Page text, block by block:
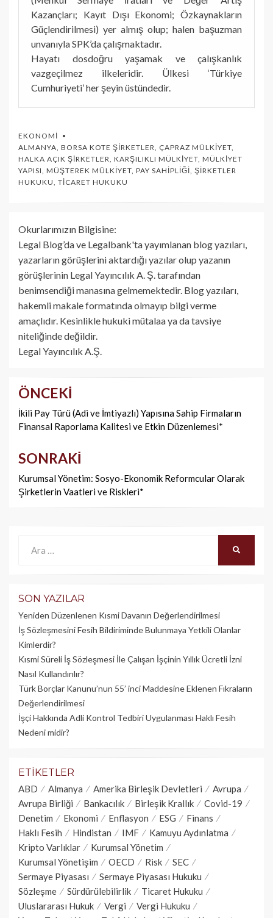
Kazançları; Kayıt Dışı Ekonomi; Özkaynakların
Güçlendirilmesi) yer almış olup; halen başuzman
unvanıyla SPK’da çalışmaktadır.
Hayatı dosdoğru yaşamak ve çalışkanlık
vazgeçilmez ilkeleridir. Ülkesi ‘Türkiye
Cumhuriyeti’ her şeyin üstündedir.
EKONOMI
ALMANYA BORSA KOTE ŞIRKETLER ÇAPRAZ MÜLKIYET
HALKA AÇIK ŞIRKETLER KARŞILIKLI MÜLKIYET MÜLKIYET
YAPISI MÜŞTEREK MÜLKIYET PAY SAHIPLIĞI ŞIRKETLER
HUKUKU TICARET HUKUKU
Okurlarımızın Bilgisine:
Legal Blog’da ve Legalbank'ta yayımlanan blog yazıları,
yazarların görüşlerini aktardığı yazılar olup yazanın
görüşlerinin Legal Yayıncılık A. Ş. tarafından
benimsendiği manasına gelmemektedir. Blog yazıları,
hakemli makale formatında olmayıp bilgi verme
amaçlıdır. Kesinlikle hukuki mütalaa ya da tavsiye
niteliğinde değildir.
Legal Yayıncılık A.Ş.
Yazı
dolaşımı
ÖNCEKI
İkili Pay Türü (Adi ve İmtiyazlı) Yapısına Sahip Firmaların
Finansal Raporlama Kalitesi ve Etkin Düzenlemesi*
SONRAKI
Kurumsal Yönetim: Sosyo-Ekonomik Reformcular Olarak
Şirketlerin Vaatleri ve Riskleri*
SON YAZILAR
Yeniden Düzenlenen Kısmi Davanın Değerlendirilmesi
İş Sözleşmesini Fesih Bildiriminde Bulunmaya Yetkili Olanlar
Kimlerdir?
Kısmi Süreli İş Sözleşmesi İle Çalışan İşçinin Yıllık Üc­retli İzni
Nasıl Kullandırılır?
Türk Borçlar Kanunu’nun 55’ inci Maddesine Eklenen Fıkraların
Değerlendirilmesi
İşçi Hakkında Adli Kontrol Tedbiri Uygulanması Haklı Fesih
Nedeni midir?
ETIKETLER
ABD Almanya Amerika Birleşik Devletleri
Avrupa
Avrupa Birliği
Bankacılık Birleşik Krallık
Covid-19
Denetim
Ekonomi Enflasyon ESG
Finans
Haklı Fesih
Hindistan IMF
Kamuyu Aydınlatma
Kripto Varlıklar
Kurumsal Yönetim
Kurumsal Yönetişim
OECD Risk
SEC
Sermaye Piyasası
Sermaye Piyasası Hukuku
Sözleşme
Sürdürülebilirlik
Ticaret Hukuku
Uluslararası Hukuk
Vergi
Vergi Hukuku